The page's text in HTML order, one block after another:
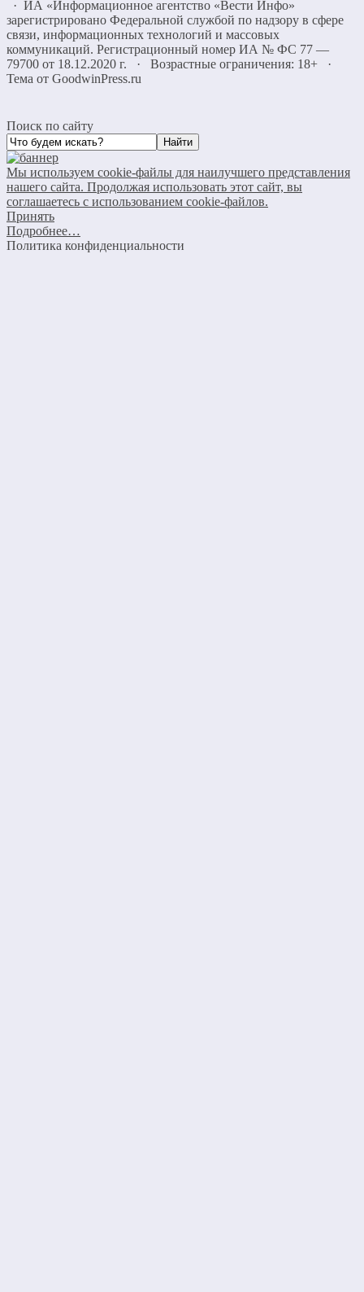
· ИА «Информационное агентство «Вести Инфо»
зарегистрировано Федеральной службой по надзору в сфере
связи, информационных технологий и массовых
коммуникаций. Регистрационный номер ИА № ФС 77 —
79700 от 18.12.2020 г. · Возрастные ограничения: 18+
·
Тема от GoodwinPress.ru
Поиск по сайту
Мы используем cookie-файлы для наилучшего представления
нашего сайта. Продолжая использовать этот сайт, вы
соглашаетесь с использованием cookie-файлов.
Принять
Подробнее…
Политика конфиденциальности